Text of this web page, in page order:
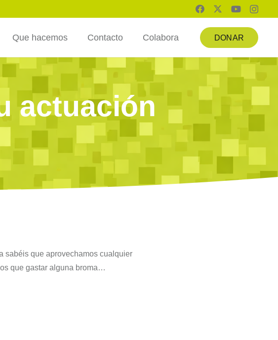
Que hacemos Contacto Colabora DONAR
actuación
sabéis que aprovechamos cualquier
que gastar alguna broma…